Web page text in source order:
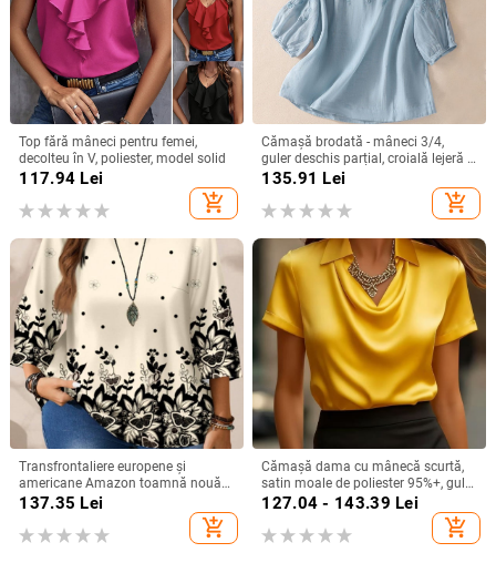
Top fără mâneci pentru femei,
decolteu în V, poliester, model solid
117.94 Lei
add_shopping_cart
Cămașă brodată - mâneci 3/4,
guler deschis parțial, croială lejeră -
bumbac și in
135.91 Lei
add_shopping_cart
Transfrontaliere europene și
americane Amazon toamnă nouă
plus mărime femei moda
mânecă trei sferturi topuri femei
137.35 Lei
add_shopping_cart
Cămașă dama cu mânecă scurtă,
satin moale de poliester 95%+, guler
turn-down, pull-over, lungime
regular, stil elegant pentru deplasări
zilnice
127.04 - 143.39 Lei
add_shopping_cart